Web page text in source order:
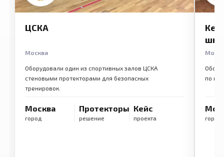
ЦСКА
Москва
Оборудовали один из спортивных залов ЦСКА
стеновыми протекторами для безопасных
тренировок.
Москва
город
Протекторы
решение
Кейс
проекта
по
город